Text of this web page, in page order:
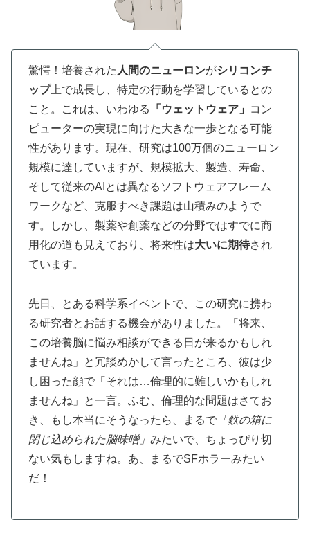
驚愕！培養された 人間のニューロンがシリコンチ
ップ上で成長し、特定の行動を学習しているとの
こと。これは、いわゆる
「ウェットウェア」
コン
ピューターの実現に向けた大きな一歩となる可能
性があります。現在、研究は100万個のニューロン
規模に達していますが、規模拡大、製造、寿命、
そして従来のAIとは異なるソフトウェアフレーム
ワークなど、克服すべき課題は山積みのようで
す。しかし、製薬や創薬などの分野ではすでに商
用化の道も見えており、将来性は大いに期待され
ています。
先日、とある科学系イベントで、この研究に携わ
る研究者とお話する機会がありました。「将来、
この培養脳に悩み相談ができる日が来るかもしれ
ませんね」と冗談めかして言ったところ、彼は少
し困った顔で「それは…倫理的に難しいかもしれ
ませんね」と一言。ふむ、倫理的な問題はさてお
き、もし本当にそうなったら、まるで 「鉄の箱に
閉じ込められた脳味噌」 みたいで、ちょっぴり切
ない気もしますね。あ、まるでSFホラーみたい
だ！